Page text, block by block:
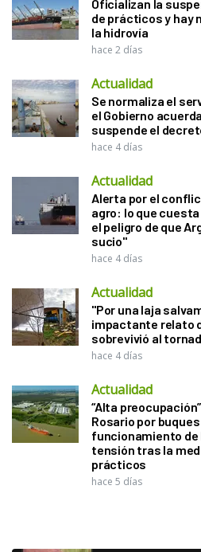
Oficializan la
de prácticos y hay
la hidrovía
hace 2 días
Actualidad
Se normaliza el
el Gobierno
suspende el
hace 4 días
Actualidad
Alerta por el
agro: lo que
el peligro de que
sucio"
hace 4 días
Actualidad
"Por una laja
impactante relato
sobrevivió al
hace 4 días
Actualidad
“Alta
Rosario por
funcionamiento
tensión tras la
prácticos
hace 5 días